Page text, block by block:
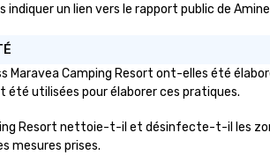
indiquer un lien vers le rapport public de
Maravea Camping Resort ont-elles été
été utilisées pour élaborer ces pratiques.
Resort nettoie-t-il et désinfecte-t-il les
mesures prises.